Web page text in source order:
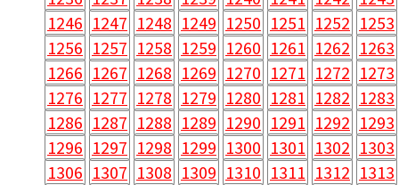
1246 1247 1248 1249 1250 1251 1252 1253
1256 1257 1258 1259 1260 1261 1262 1263
1266 1267 1268 1269 1270 1271 1272 1273
1276 1277 1278 1279 1280 1281 1282 1283
1286 1287 1288 1289 1290 1291 1292 1293
1296 1297 1298 1299 1300 1301 1302 1303
1306 1307 1308 1309 1310 1311 1312 1313